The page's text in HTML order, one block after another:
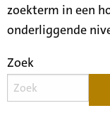
zoekterm in een
onderliggende
Zoek